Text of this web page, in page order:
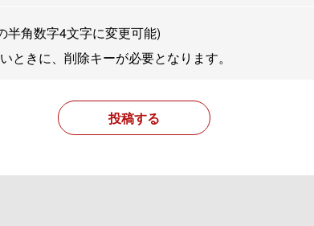
半角数字4文字に変更可能)
ときに、削除キーが必要となります。
投稿する